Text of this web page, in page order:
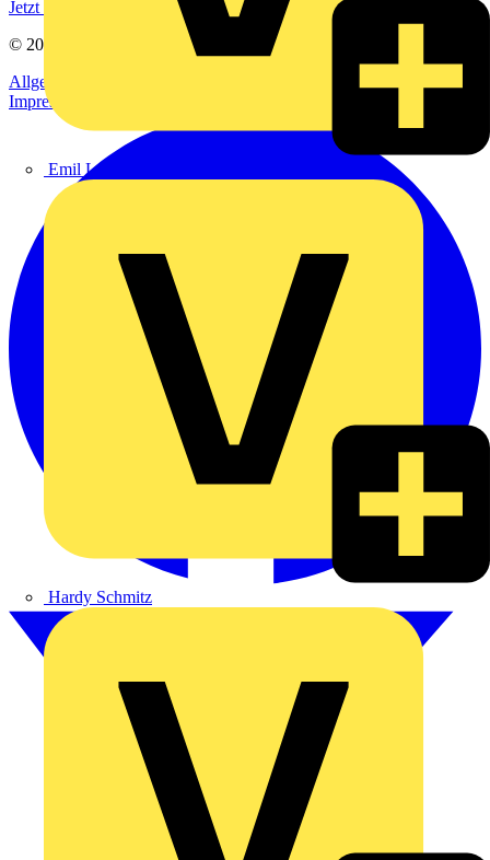
Emil Löffelhardt GmbH & Co. KG
Hardy Schmitz
Jetzt registrieren
© 2002-
Allgemeine Geschäftsbedingungen
Impressum